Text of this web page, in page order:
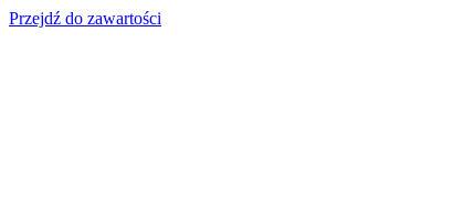
Przejdź do zawartości